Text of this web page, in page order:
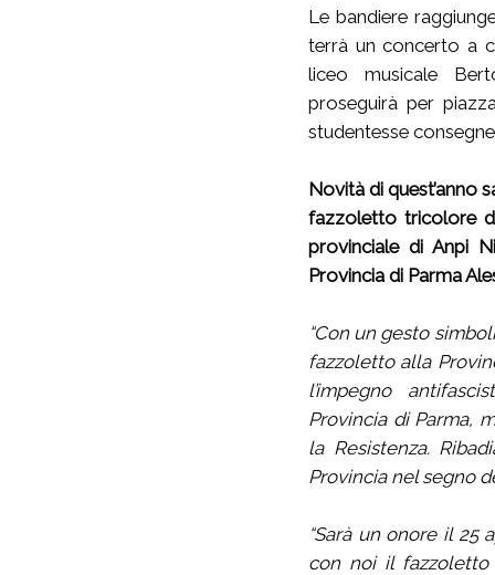
Le bandiere
terrà un concerto a
liceo musicale
proseguirà per
studentesse
Novità di quest’anno
fazzoletto tricolore
provinciale di Anpi
Provincia di Parma
“Con un gesto
fazzoletto alla
l’impegno
Provincia di Parma,
la Resistenza.
Provincia nel segno
“Sarà un onore il 25
con noi il fazzoletto